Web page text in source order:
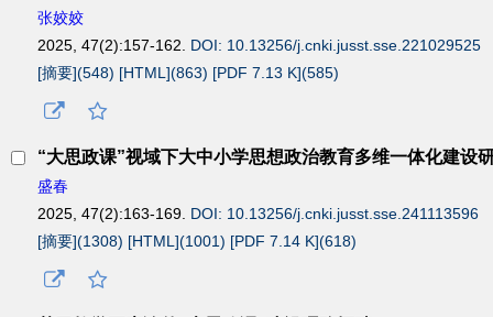
张姣姣
2025, 47(2):157-162. DOI: 10.13256/j.cnki.jusst.sse.221029525
[摘要](548) [HTML](863) [PDF 7.13 K](585)
“大思政课”视域下大中小学思想政治教育多维一体化建设
盛春
2025, 47(2):163-169. DOI: 10.13256/j.cnki.jusst.sse.241113596
[摘要](1308) [HTML](1001) [PDF 7.14 K](618)